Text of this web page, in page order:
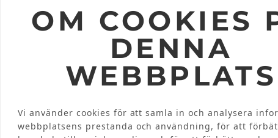
OM COOKIES
DENNA
WEBBPLATS
Vi använder cookies för att samla in och analysera
webbplatsens prestanda och användning, för att
INTEGRITETSPOLICY © 2026